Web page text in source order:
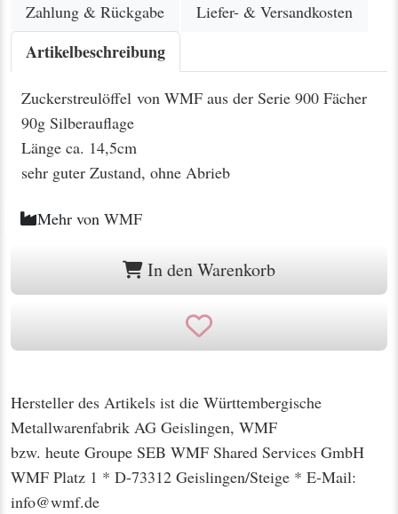
Zahlung & Rückgabe
Liefer- & Versandkosten
Artikelbeschreibung
Zuckerstreulöffel von WMF aus der Serie 900 Fächer
90g Silberauflage
Länge ca. 14,5cm
sehr guter Zustand, ohne Abrieb
Mehr von WMF
In den Warenkorb
Hersteller des Artikels ist die Württembergische
Metallwarenfabrik AG Geislingen, WMF
bzw. heute Groupe SEB WMF Shared Services GmbH
WMF Platz 1 * D-73312 Geislingen/Steige * E-Mail:
info@wmf.de